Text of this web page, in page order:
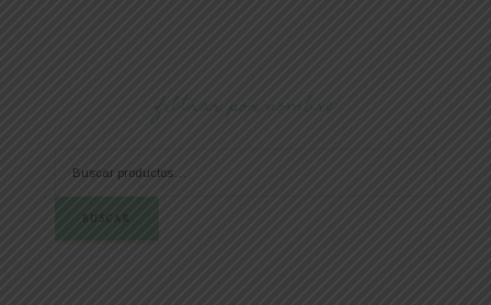
filtrar por nombre
BUSCAR